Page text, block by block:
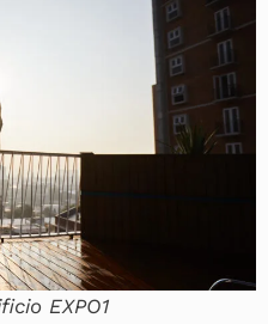
EXPO1